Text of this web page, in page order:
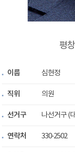
평
이름 심현정
직위 의원
선거구 나선거구 (
연락처 330-2502